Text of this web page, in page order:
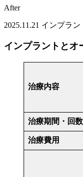
After
2025.11.21 インプラン
インプラントとオ
治療内容
治療期間・回数
治療費用